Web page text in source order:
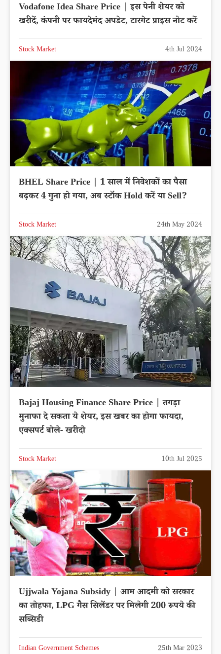
Vodafone Idea Share Price | इस पेनी शेयर को
खरीदें, कंपनी पर फायदेमंद अपडेट, टारगेट प्राइस नोट करें
Stock Market 4th Jul 2024
BHEL Share Price | 1 साल में निवेशकों का पैसा
बढ़कर 4 गुना हो गया, अब स्टॉक Hold करें या Sell?
Stock Market 24th May 2024
Bajaj Housing Finance Share Price | तगड़ा
मुनाफा दे सकता ये शेयर, इस खबर का होगा फायदा,
एक्सपर्ट बोले- खरीदो
Stock Market 10th Jul 2025
Ujjwala Yojana Subsidy | आम आदमी को सरकार
का तोहफा, LPG गैस सिलेंडर पर मिलेगी 200 रूपये की
सब्सिडी
Indian Government Schemes 25th Mar 2023